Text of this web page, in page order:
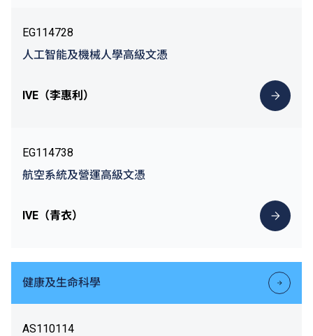
EG114728
人工智能及機械人學高級文憑
IVE（李惠利）
EG114738
航空系統及營運高級文憑
IVE（青衣）
健康及生命科學
AS110114